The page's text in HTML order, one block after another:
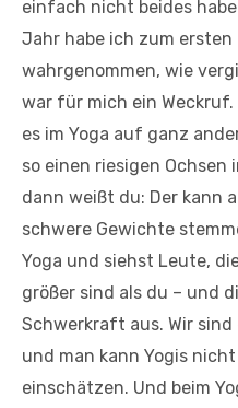
einfach nicht beides
Jahr habe ich zum ersten
wahrgenommen, wie
war für mich ein
es im Yoga auf ganz
so einen riesigen Ochsen
dann weißt du: Der kann
schwere Gewichte
Yoga und siehst Leute,
größer sind als du – und
Schwerkraft aus. Wir
und man kann Yogis
einschätzen. Und beim